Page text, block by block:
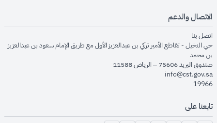
الاتصال والدعم
اتصل بنا
حي النخيل - تقاطع الأمير تركي بن عبدالعزيز الأول مع طريق الإمام سعود بن عبدالعزيز
بن محمد
صندوق البريد 75606 – الرياض 11588
info@cst.gov.sa
19966
تابعنا على